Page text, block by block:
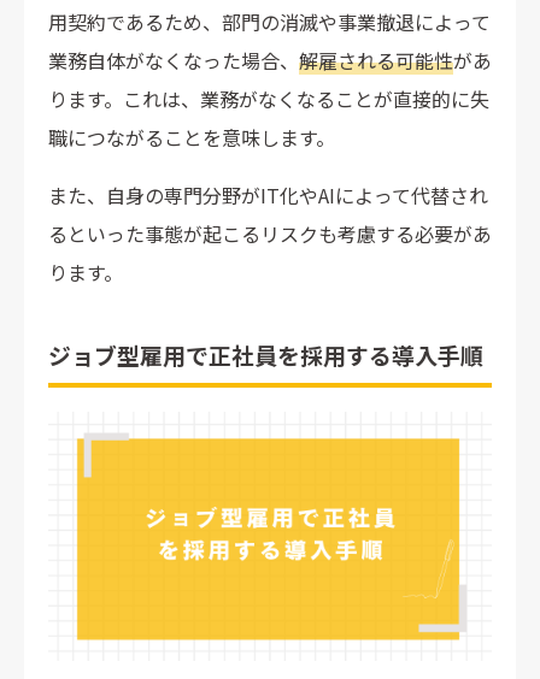
用契約であるため、部門の消滅や事業撤退によって
業務自体がなくなった場合、 解雇される可能性があ
ります。これは、業務がなくなることが直接的に失
職につながることを意味します。
また、自身の専門分野がIT化やAIによって代替され
るといった事態が起こるリスクも考慮する必要があ
ります。
ジョブ型雇用で正社員を採用する導入手順